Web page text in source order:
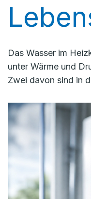
Das Wasser im
unter Wärme und
Zwei davon sind in